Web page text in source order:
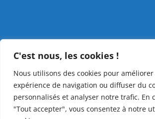
C'est nous, les cookies !
Nous utilisons des cookies pour
expérience de navigation ou diffuser du
personnalisés et analyser notre trafic. En
"Tout accepter", vous consentez à notre